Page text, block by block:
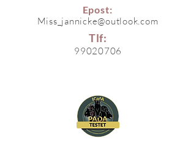
Epost:
Miss_jannicke@outlook.com
Tlf:
99020706